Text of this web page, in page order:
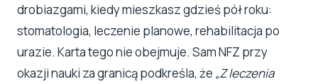
drobiazgami, kiedy mieszkasz gdzieś pół roku:
stomatologia, leczenie planowe, rehabilitacja po
urazie. Karta tego nie obejmuje. Sam NFZ przy
okazji nauki za granicą podkreśla, że „Z leczenia